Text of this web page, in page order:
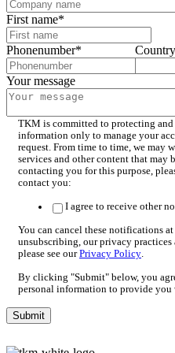
First name*
Phonenumber*
Your message
TKM is committed to protecting and
information only to manage your
request. From time to time, we may
services and other content that may
contacting you for this purpose,
contact you:
I agree to receive other
You can cancel these notifications
unsubscribing, our privacy
please see ourPrivacy Policy.
By clicking "Submit" below, you
personal information to provide you